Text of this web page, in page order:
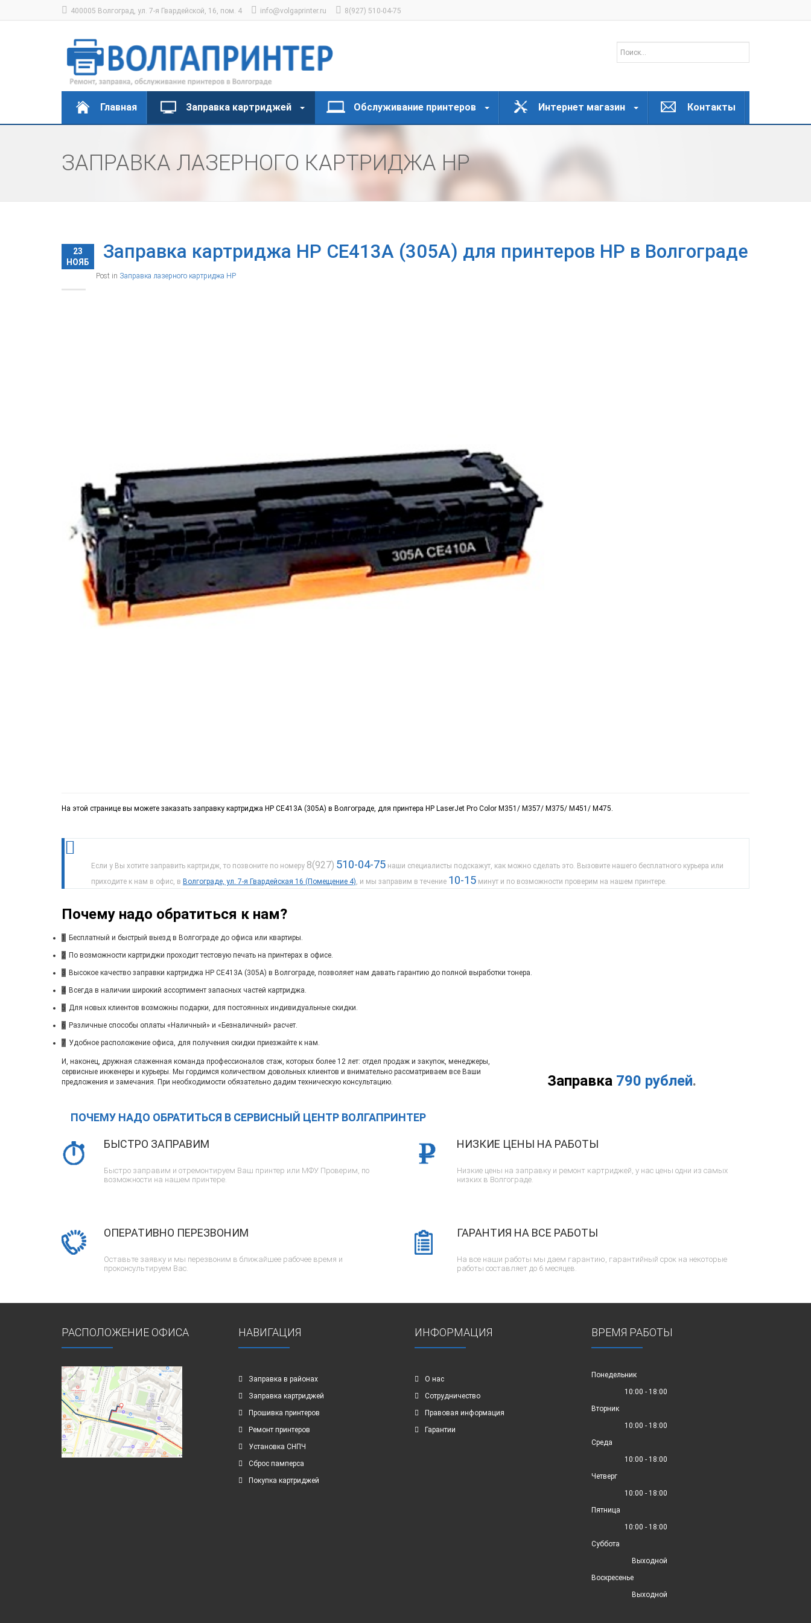
400005 Волгоград, ул. 7-я Гвардейской, 16, пом. 4 info@volgaprinter.ru 8(927) 510-04-75
Главная Заправка картриджей Обслуживание принтеров Интернет магазин Контакты
ЗАПРАВКА ЛАЗЕРНОГО КАРТРИДЖА HP
23
НОЯБ
Заправка картриджа HP CE413A (305A) для принтеров HP в Волгограде
Post in Заправка лазерного картриджа HP
На этой странице вы можете заказать заправку картриджа HP CE413A (305A) в Волгограде, для принтера HP LaserJet Pro Color M351/ M357/ M375/ M451/ M475.
Если у Вы хотите заправить картридж, то позвоните по номеру 8(927) 510-04-75 наши специалисты подскажут, как можно сделать это. Вызовите нашего бесплатного курьера или
приходите к нам в офис, в Волгограде, ул. 7-я Гвардейская 16 (Помещение 4), и мы заправим в течение 10-15 минут и по возможности проверим на нашем принтере.
Почему надо обратиться к нам?
1 Бесплатный и быстрый выезд в Волгограде до офиса или квартиры.
2 По возможности картриджи проходит тестовую печать на принтерах в офисе.
3 Высокое качество заправки картриджа HP CE413A (305A) в Волгограде, позволяет нам давать гарантию до полной выработки тонера.
4 Всегда в наличии широкий ассортимент запасных частей картриджа.
5 Для новых клиентов возможны подарки, для постоянных индивидуальные скидки.
6 Различные способы оплаты «Наличный» и «Безналичный» расчет.
7 Удобное расположение офиса, для получения скидки приезжайте к нам.
Заправка 790 рублей.
И, наконец, дружная слаженная команда профессионалов стаж, которых более 12 лет: отдел продаж и закупок, менеджеры,
сервисные инженеры и курьеры. Мы гордимся количеством довольных клиентов и внимательно рассматриваем все Ваши
предложения и замечания. При необходимости обязательно дадим техническую консультацию.
ПОЧЕМУ НАДО ОБРАТИТЬСЯ В СЕРВИСНЫЙ ЦЕНТР ВОЛГАПРИНТЕР
БЫСТРО ЗАПРАВИМ
Быстро заправим и отремонтируем Ваш принтер или МФУ. Проверим, по
возможности на нашем принтере.
ОПЕРАТИВНО ПЕРЕЗВОНИМ
Оставьте заявку и мы перезвоним в ближайшее рабочее время и
проконсультируем Вас.
НИЗКИЕ ЦЕНЫ НА РАБОТЫ
Низкие цены на заправку и ремонт картриджей, у нас цены одни из самых
низких в Волгограде.
ГАРАНТИЯ НА ВСЕ РАБОТЫ
На все наши работы мы даем гарантию, гарантийный срок на некоторые
работы составляет до 6 месяцев.
РАСПОЛОЖЕНИЕ ОФИСА НАВИГАЦИЯ
Заправка в районах
Заправка картриджей
Прошивка принтеров
Ремонт принтеров
Установка СНПЧ
Сброс памперса
Покупка картриджей
ИНФОРМАЦИЯ
О нас
Сотрудничество
Правовая информация
Гарантии
ВРЕМЯ РАБОТЫ
Понедельник
10:00 - 18:00
Вторник
10:00 - 18:00
Среда
10:00 - 18:00
Четверг
10:00 - 18:00
Пятница
10:00 - 18:00
Суббота
Выходной
Воскресенье
Выходной